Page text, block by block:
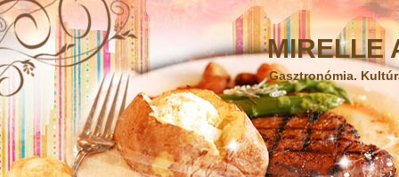
MIRELLE
Gasztronómia.